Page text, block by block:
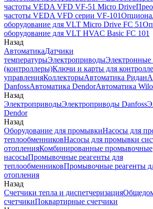
частоты VEDA VFD VF-51 Micro Drive
частоты VEDA VFD серии VF-101
оборудование для VLT Micro Drive FC 51
оборудование для VLT HVAC Basic FC 101
Назад
АвтоматикаДатчики
температурыЭлектроприводыЭлектронные
(контроллеры)Ключи и карты для
управленияКоллекторыАвтоматика Ридан
DanfossАвтоматика DendorАвтоматика Wilo
Назад
ЭлектроприводыЭлектроприводы Danfoss
Dendor
Назад
Оборудование для промывкиНасосы для
теплообменниковНасосы для промывки
отопленияКомбинированные промывочные
насосыПромывочные реагенты для
теплообменниковПромывочные реагенты
отопления
Назад
Счетчики тепла и диспетчеризация
счетчикиПоквартирные счетчики